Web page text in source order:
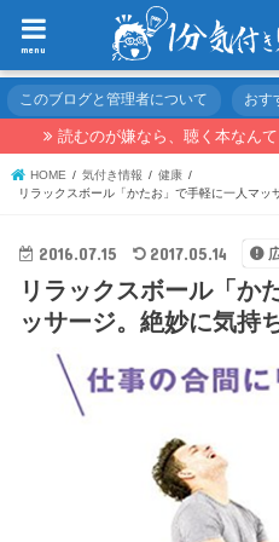
menu
このブログと管理者について おす
読むのが嫌なら、聴く本なん
HOME 気付き情報
健康
リラックスボール「かたお」で手軽に一人マッ
2016.07.15 2017.05.14
リラックスボール「か
ッサージ。絶妙に気持